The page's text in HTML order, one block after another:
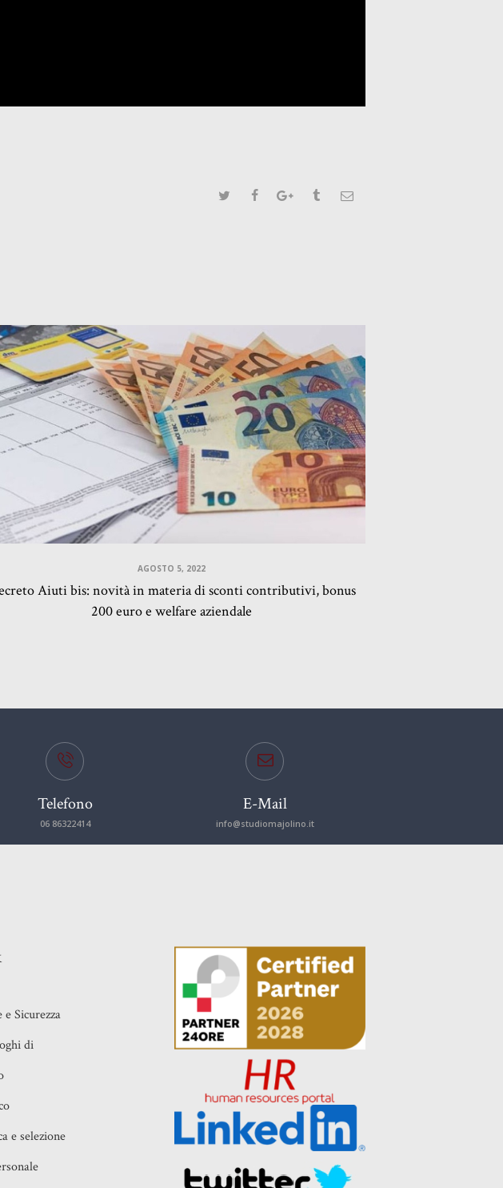
AGOSTO 5, 2022
Aiuti bis: novità in materia di sconti contributivi, bonus
200 euro e welfare aziendale
Telefono
06 86322414
E-Mail
info@studiomajolino.it
e Sicurezza
di
e selezione